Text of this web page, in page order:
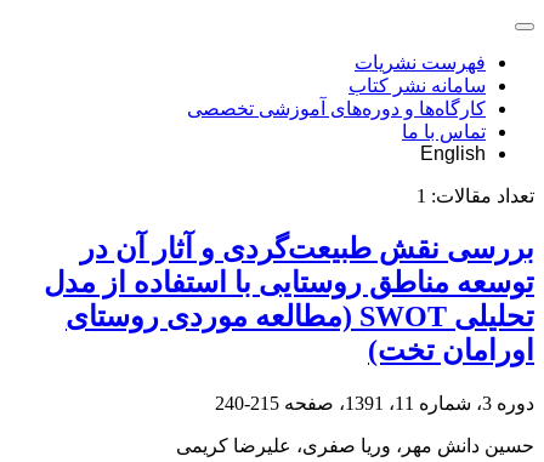
فهرست نشریات
سامانه نشر کتاب
کارگاه‌ها و دوره‌های آموزشی تخصصی
تماس با ما
English
تعداد مقالات: 1
بررسی نقش طبیعت‌گردی و آثار آن در
توسعه مناطق روستایی با استفاده از مدل
تحلیلی SWOT (مطالعه موردی روستای
اورامان تخت)
دوره 3، شماره 11، 1391، صفحه 215-240
حسین دانش مهر، وریا صفری، علیرضا کریمی